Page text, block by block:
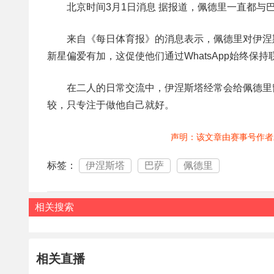
北京时间3月1日消息 据报道，佩德里一直都与
来自《每日体育报》的消息表示，佩德里对伊
新星偏爱有加，这促使他们通过WhatsApp始终保持
在二人的日常交流中，伊涅斯塔经常会给佩德
较，只专注于做他自己就好。
声明：该文章由赛事号作
标签： 伊涅斯塔 巴萨 佩德里
相关搜索
相关直播